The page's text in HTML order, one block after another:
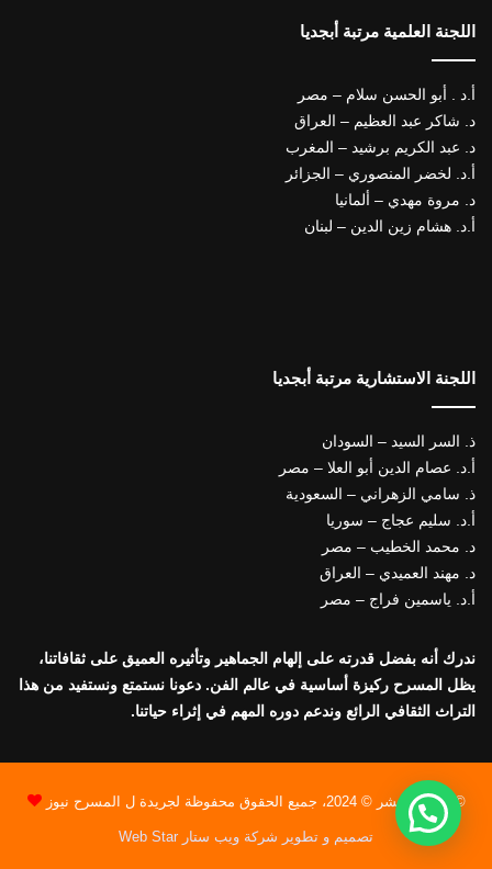
اللجنة العلمية مرتبة أبجديا
أ.د . أبو الحسن سلام – مصر
د. شاكر عبد العظيم – العراق
د. عبد الكريم برشيد – المغرب
أ.د. لخضر المنصوري – الجزائر
د. مروة مهدي – ألمانيا
أ.د. هشام زين الدين – لبنان
اللجنة الاستشارية مرتبة أبجديا
ذ. السر السيد – السودان
أ.د. عصام الدين أبو العلا – مصر
ذ. سامي الزهراني – السعودية
أ.د. سليم عجاج – سوريا
د. محمد الخطيب – مصر
د. مهند العميدي – العراق
أ.د. ياسمين فراج – مصر
ندرك أنه بفضل قدرته على إلهام الجماهير وتأثيره العميق على ثقافاتنا،
يظل المسرح ركيزة أساسية في عالم الفن. دعونا نستمتع ونستفيد من هذا
التراث الثقافي الرائع وندعم دوره المهم في إثراء حياتنا.
© حقوق النشر © 2024، جميع الحقوق محفوظة لجريدة ل المسرح نيوز
تصميم و تطوير شركة ويب ستار Web Star